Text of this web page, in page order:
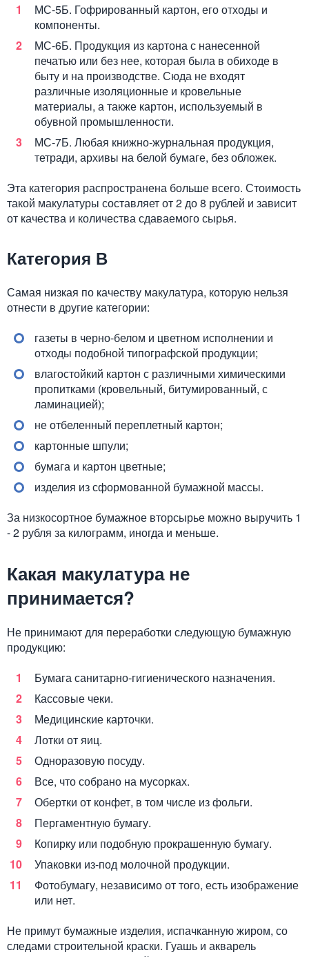
МС-5Б. Гофрированный картон, его отходы и
компоненты.
МС-6Б. Продукция из картона с нанесенной
печатью или без нее, которая была в обиходе в
быту и на производстве. Сюда не входят
различные изоляционные и кровельные
материалы, а также картон, используемый в
обувной промышленности.
МС-7Б. Любая книжно-журнальная продукция,
тетради, архивы на белой бумаге, без обложек.
Эта категория распространена больше всего. Стоимость
такой макулатуры составляет от 2 до 8 рублей и зависит
от качества и количества сдаваемого сырья.
Категория В
Самая низкая по качеству макулатура, которую нельзя
отнести в другие категории:
газеты в черно-белом и цветном исполнении и
отходы подобной типографской продукции;
влагостойкий картон с различными химическими
пропитками (кровельный, битумированный, с
ламинацией);
не отбеленный переплетный картон;
картонные шпули;
бумага и картон цветные;
изделия из сформованной бумажной массы.
За низкосортное бумажное вторсырье можно выручить 1
- 2 рубля за килограмм, иногда и меньше.
Какая макулатура не
принимается?
Не принимают для переработки следующую бумажную
продукцию:
Бумага санитарно-гигиенического назначения.
Кассовые чеки.
Медицинские карточки.
Лотки от яиц.
Одноразовую посуду.
Все, что собрано на мусорках.
Обертки от конфет, в том числе из фольги.
Пергаментную бумагу.
Копирку или подобную прокрашенную бумагу.
Упаковки из-под молочной продукции.
Фотобумагу, независимо от того, есть изображение
или нет.
Не примут бумажные изделия, испачканную жиром, со
следами строительной краски. Гуашь и акварель